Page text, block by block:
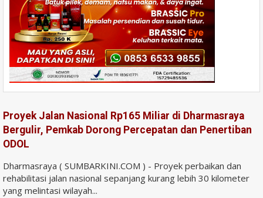
Proyek Jalan Nasional Rp165 Miliar di Dharmasraya
Bergulir, Pemkab Dorong Percepatan dan Penertiban
ODOL
Dharmasraya ( SUMBARKINI.COM ) - Proyek perbaikan dan
rehabilitasi jalan nasional sepanjang kurang lebih 30 kilometer
yang melintasi wilayah...